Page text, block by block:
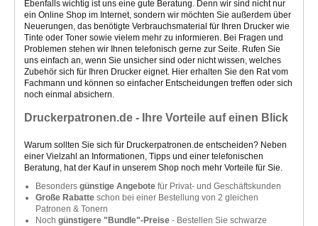
Ebenfalls wichtig ist uns eine gute Beratung. Denn wir sind nicht nur
ein Online Shop im Internet, sondern wir möchten Sie außerdem über
Neuerungen, das benötigte Verbrauchsmaterial für Ihren Drucker wie
Tinte oder Toner sowie vielem mehr zu informieren. Bei Fragen und
Problemen stehen wir Ihnen telefonisch gerne zur Seite. Rufen Sie
uns einfach an, wenn Sie unsicher sind oder nicht wissen, welches
Zubehör sich für Ihren Drucker eignet. Hier erhalten Sie den Rat vom
Fachmann und können so einfacher Entscheidungen treffen oder sich
noch einmal absichern.
Druckerpatronen.de - Ihre Vorteile auf einen Blick
Warum sollten Sie sich für Druckerpatronen.de entscheiden? Neben
einer Vielzahl an Informationen, Tipps und einer telefonischen
Beratung, hat der Kauf in unserem Shop noch mehr Vorteile für Sie.
Besonders günstige Angebote für Privat- und Geschäftskunden
Große Rabatte schon bei einer Bestellung von 2 gleichen
Patronen & Tonern
Noch günstigere "Bundle"-Preise - Bestellen Sie schwarze